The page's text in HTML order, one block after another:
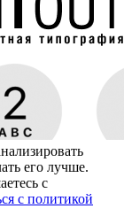
его лучше.
с
с политикой